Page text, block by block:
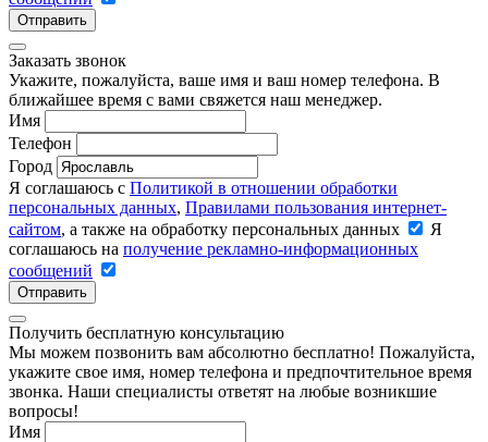
Отправить
Заказать звонок
Укажите, пожалуйста, ваше имя и ваш номер телефона. В
ближайшее время с вами свяжется наш менеджер.
Имя
Телефон
Город
Я соглашаюсь с Политикой в отношении обработки
персональных данных, Правилами пользования интернет-
сайтом, а также на обработку персональных данных
Я
соглашаюсь на получение рекламно-информационных
сообщений
Отправить
Получить бесплатную консультацию
Мы можем позвонить вам абсолютно бесплатно! Пожалуйста,
укажите свое имя, номер телефона и предпочтительное время
звонка. Наши специалисты ответят на любые возникшие
вопросы!
Имя